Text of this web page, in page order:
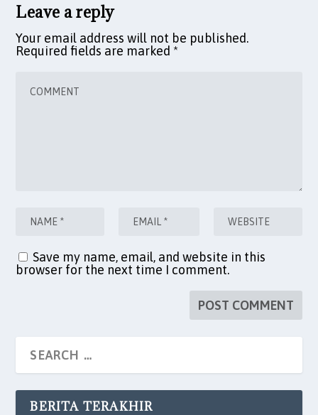
Leave a reply
Your email address will not be published.
Required fields are marked *
Save my name, email, and website in this
browser for the next time I comment.
BERITA TERAKHIR